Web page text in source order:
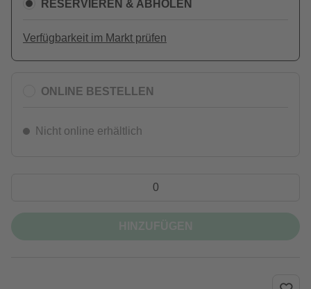
RESERVIEREN & ABHOLEN
Verfügbarkeit im Markt prüfen
ONLINE BESTELLEN
Nicht online erhältlich